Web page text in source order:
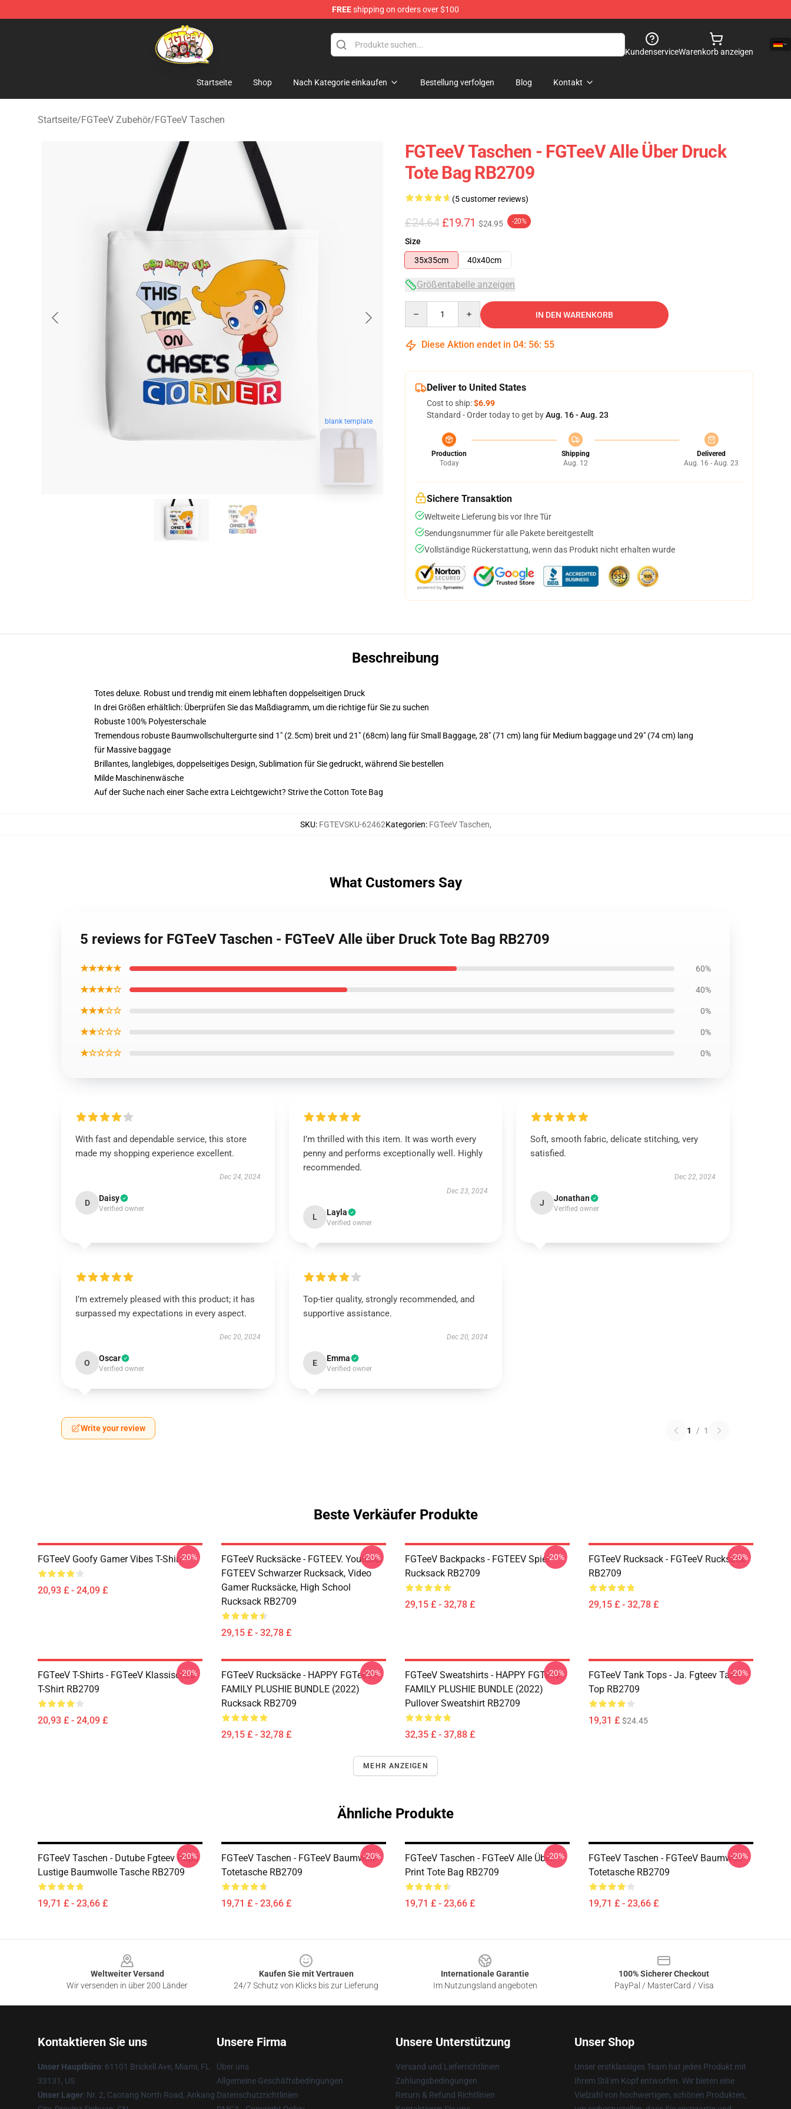
FREEshipping on orders over $100
FGTeeV Store - Official FGTeeV Merchandise Shop
KundenserviceWarenkorb anzeigen
Startseite Shop Nach Kategorie einkaufen Bestellung verfolgen Blog Kontakt
Startseite/FGTeeV Zubehör/FGTeeV Taschen
blank template
FGTeeV Taschen - FGTeeV Alle Über Druck
Tote Bag RB2709
(5 customer reviews)
£24.64 £19.71 $24.95 -20%
Size
35x35cm
40x40cm
Größentabelle anzeigen
IN DEN WARENKORB
Diese Aktion endet in 04: 56: 54
Deliver to United States
Cost to ship:$6.99
Standard - Order today to get byAug. 16 - Aug. 23
Production
Today
Shipping
Aug. 12
Delivered
Aug. 16 - Aug. 23
Sichere Transaktion
Weltweite Lieferung bis vor Ihre Tür
Sendungsnummer für alle Pakete bereitgestellt
Vollständige Rückerstattung, wenn das Produkt nicht erhalten wurde
Beschreibung
Totes deluxe. Robust und trendig mit einem lebhaften doppelseitigen Druck
In drei Größen erhältlich: Überprüfen Sie das Maßdiagramm, um die richtige für Sie zu suchen
Robuste 100% Polyesterschale
Tremendous robuste Baumwollschultergurte sind 1" (2.5cm) breit und 21" (68cm) lang für Small Baggage, 28" (71 cm) lang für Medium baggage und 29" (74 cm) lang
für Massive baggage
Brillantes, langlebiges, doppelseitiges Design, Sublimation für Sie gedruckt, während Sie bestellen
Milde Maschinenwäsche
Auf der Suche nach einer Sache extra Leichtgewicht? Strive the Cotton Tote Bag
SKU: FGTEVSKU-62462Kategorien: FGTeeV Taschen,
What Customers Say
5 reviews for FGTeeV Taschen - FGTeeV Alle über Druck Tote Bag RB2709
★★★★★ 60%
★★★★☆ 40%
★★★☆☆ 0%
★★☆☆☆ 0%
★☆☆☆☆ 0%
With fast and dependable service, this store
made my shopping experience excellent.
Dec 24, 2024
D Daisy
Verified owner
I’m thrilled with this item. It was worth every
penny and performs exceptionally well. Highly
recommended.
Dec 23, 2024
L Layla
Verified owner
Soft, smooth fabric, delicate stitching, very
satisfied.
Dec 22, 2024
J Jonathan
Verified owner
I’m extremely pleased with this product; it has
surpassed my expectations in every aspect.
Dec 20, 2024
O Oscar
Verified owner
Top-tier quality, strongly recommended, and
supportive assistance.
Dec 20, 2024
E Emma
Verified owner
Write your review 1 / 1
Beste Verkäufer Produkte
FGTeeV Goofy Gamer Vibes T-Shirt
20,93 £ - 24,09 £
-20%
FGTeeV Rucksäcke - FGTEEV. Youtuber
FGTEEV Schwarzer Rucksack, Video
Gamer Rucksäcke, High School
Rucksack RB2709
29,15 £ - 32,78 £
-20%
FGTeeV Backpacks - FGTEEV Spiel
Rucksack RB2709
29,15 £ - 32,78 £
-20%
FGTeeV Rucksack - FGTeeV Rucksack
RB2709
29,15 £ - 32,78 £
-20%
FGTeeV T-Shirts - FGTeeV Klassisches
T-Shirt RB2709
20,93 £ - 24,09 £
-20%
FGTeeV Rucksäcke - HAPPY FGTeeV -
FAMILY PLUSHIE BUNDLE (2022)
Rucksack RB2709
29,15 £ - 32,78 £
-20%
FGTeeV Sweatshirts - HAPPY FGTeeV -
FAMILY PLUSHIE BUNDLE (2022)
Pullover Sweatshirt RB2709
32,35 £ - 37,88 £
-20%
FGTeeV Tank Tops - Ja. Fgteev Tank
Top RB2709
19,31 £ $24.45
-20%
MEHR ANZEIGEN
Ähnliche Produkte
FGTeeV Taschen - Dutube Fgteev Papa
Lustige Baumwolle Tasche RB2709
19,71 £ - 23,66 £
-20%
FGTeeV Taschen - FGTeeV Baumwoll-
Totetasche RB2709
19,71 £ - 23,66 £
-20%
FGTeeV Taschen - FGTeeV Alle Über
Print Tote Bag RB2709
19,71 £ - 23,66 £
-20%
FGTeeV Taschen - FGTeeV Baumwoll-
Totetasche RB2709
19,71 £ - 23,66 £
-20%
Weltweiter Versand
Wir versenden in über 200 Länder
Kaufen Sie mit Vertrauen
24/7 Schutz von Klicks bis zur Lieferung
Internationale Garantie
Im Nutzungsland angeboten
100% Sicherer Checkout
PayPal / MasterCard / Visa
Kontaktieren Sie uns
Unser Hauptbüro: 61101 Brickell Ave, Miami, FL
33131, US
Unser Lager: Nr. 2, Caotang North Road, Ankang
Unsere Firma
Über uns
Allgemeine Geschäftsbedingungen
Datenschutzrichtlinien
Unsere Unterstützung
Versand und Lieferrichtlinien
Zahlungsbedingungen
Return & Refund Richtlinien
Unser Shop
Unser erstklassiges Team hat jedes Produkt mit
Ihrem Stil im Kopf entworfen. Wir bieten eine
Vielzahl von hochwertigen, schönen Produkten,